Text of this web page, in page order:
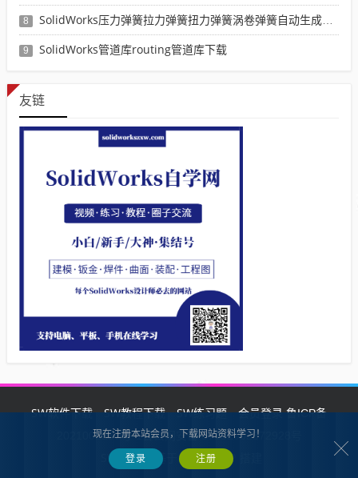
8 SolidWorks压力弹簧拉力弹簧扭力弹簧涡卷弹簧自动生成宏程序下载
9 SolidWorks管道库routing管道库下载
友链
SW软件下载 SW教程下载 SW练习题 会员登录鲁ICP备
2021002287号-1鲁公网安备 37132902372928号
SW自学网 基于 Z-BlogPHP
现在注册本站会员，下载网站资料学习！
登录 注册